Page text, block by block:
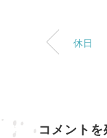
休日
コメントを